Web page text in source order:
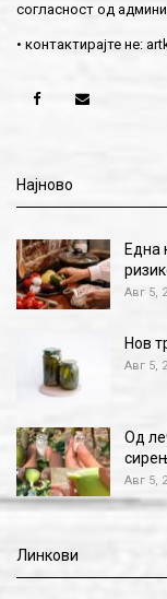
согласност од
• контактирајте не:
Најново
Една
Авг 5,
Нов
Авг 5,
Од
Авг 5,
Линкови